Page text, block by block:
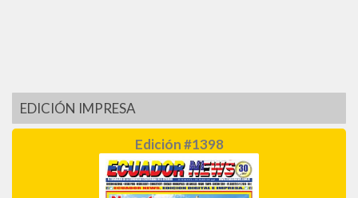
EDICIÓN IMPRESA
Edición #1398